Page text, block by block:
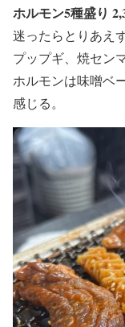
ホルモン5種盛り
迷ったらとりあえ
プップギ、焼セン
ホルモンは味噌ベ
感じる。